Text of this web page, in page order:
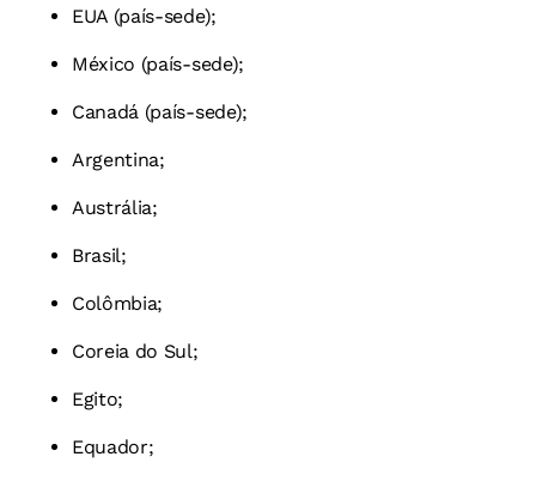
EUA (país-sede);
México (país-sede);
Canadá (país-sede);
Argentina;
Austrália;
Brasil;
Colômbia;
Coreia do Sul;
Egito;
Equador;